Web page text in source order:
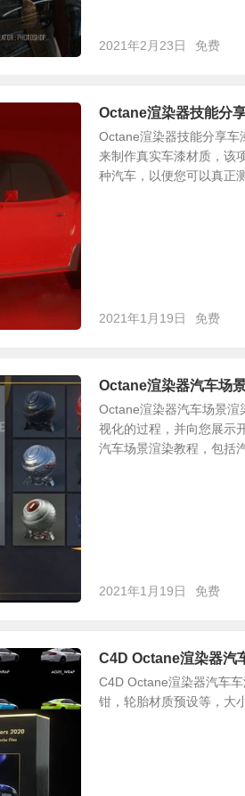
2021年2月23日 免费
Octane渲染器技能分
Octane渲染器技能分享车
来制作真实车漆材质，该
种汽车，以便您可以真正
2021年1月19日 免费
Octane渲染器汽车场
Octane渲染器汽车场景渲
视化的过程，并向您展示
汽车场景渲染教程，包括
2021年1月19日 免费
C4D Octane渲染器汽
C4D Octane渲染器汽车
钳，轮胎材质预设等，大